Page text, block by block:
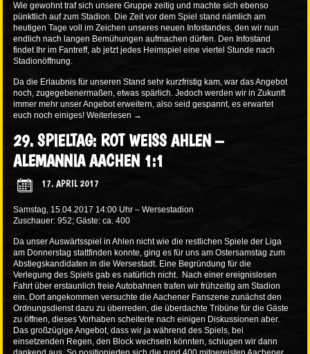
Wie gewohnt traf sich unsere Gruppe zeitig und machte sich ebenso
pünktlich auf zum Stadion. Die Zeit vor dem Spiel stand nämlich am
heutigen Tage voll im Zeichen unseres neuen Infostandes, den wir nun
endlich nach langen Bemühungen aufmachen dürfen. Den Infostand
findet Ihr im Fantreff, ab jetzt jedes Heimspiel eine viertel Stunde nach
Stadionöffnung.
Da die Erlaubnis für unseren Stand sehr kurzfristig kam, war das Angebot
noch, zugegebenermaßen, etwas spärlich. Jedoch werden wir in Zukunft
immer mehr unser Angebot erweitern, also seid gespannt, es erwartet
euch noch einiges! Weiterlesen →
29. SPIELTAG: ROT WEISS AHLEN –
ALEMANNIA AACHEN 1:1
17. APRIL 2017
Samstag, 15.04.2017 14:00 Uhr – Wersestadion
Zuschauer: 952; Gäste: ca. 400
Da unser Auswärtsspiel in Ahlen nicht wie die restlichen Spiele der Liga
am Donnerstag stattfinden konnte, ging es für uns am Ostersamstag zum
Abstiegskandidaten in die Wersestadt. Eine Begründung für die
Verlegung des Spiels gab es natürlich nicht. Nach einer ereignislosen
Fahrt über erstaunlich freie Autobahnen trafen wir frühzeitig am Stadion
ein. Dort angekommen versuchte die Aachener Fanszene zunächst den
Ordnungsdienst dazu zu überreden, die überdachte Tribüne für die Gäste
zu öffnen, dieses Vorhaben scheiterte nach einigen Diskussionen aber.
Das großzügige Angebot, dass wir ja während des Spiels, bei
einsetzenden Regen, den Block wechseln könnten, schlugen wir dann